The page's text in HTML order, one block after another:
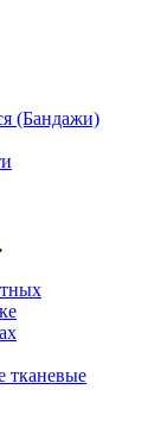
(Бандажи)
тканевые